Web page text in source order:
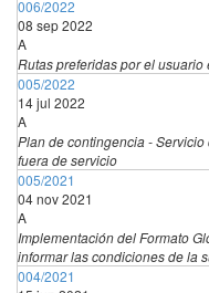
006/2022
08 sep 2022
A
Rutas preferidas por el usuario
005/2022
14 jul 2022
A
Plan de contingencia -
fuera de servicio
005/2021
04 nov 2021
A
Implementación del Formato
informar las condiciones de la
004/2021